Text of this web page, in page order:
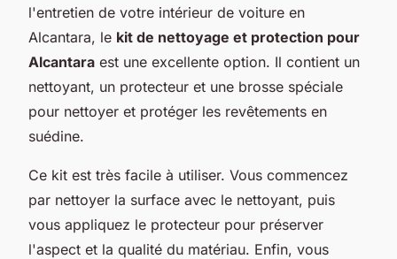
l'entretien de votre intérieur de voiture en
Alcantara, le kit de nettoyage et protection pour
Alcantara est une excellente option. Il contient un
nettoyant, un protecteur et une brosse spéciale
pour nettoyer et protéger les revêtements en
suédine.
Ce kit est très facile à utiliser. Vous commencez
par nettoyer la surface avec le nettoyant, puis
vous appliquez le protecteur pour préserver
l'aspect et la qualité du matériau. Enfin, vous